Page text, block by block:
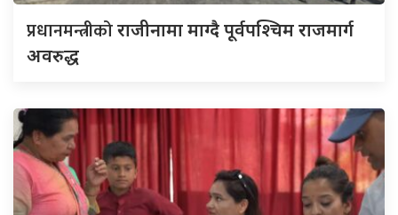
प्रधानमन्त्रीकोराजीनामा माग्दै पूर्वपश्चिम राजमार्ग
अवरुद्ध